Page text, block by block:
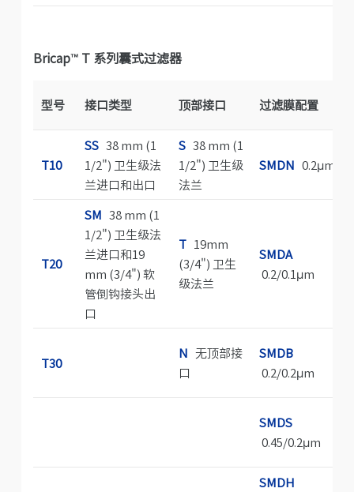
Bricap™T 系列囊式过滤器
型号 接口类型 顶部接口 过滤膜配置
T10
SS38 mm (1
1/2") 卫生级法
兰进口和出口
S38 mm (1
1/2") 卫生级
法兰
SMDN 0.2μm
T20
SM 38 mm (1
1/2") 卫生级法
兰进口和19
mm (3/4") 软
管倒钩接头出
口
T19mm
(3/4") 卫生
级法兰
SMDA
0.2/0.1μm
T30
N 无顶部接
口
SMDB
0.2/0.2μm
SMDS
0.45/0.2μm
SMDH